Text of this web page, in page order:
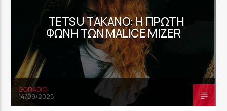
TETSU TAKANO: Η ΠΡΏΤΗ
ΦΩΝΉ ΤΩΝ MALICE MIZER
GORADIO
14/09/2025